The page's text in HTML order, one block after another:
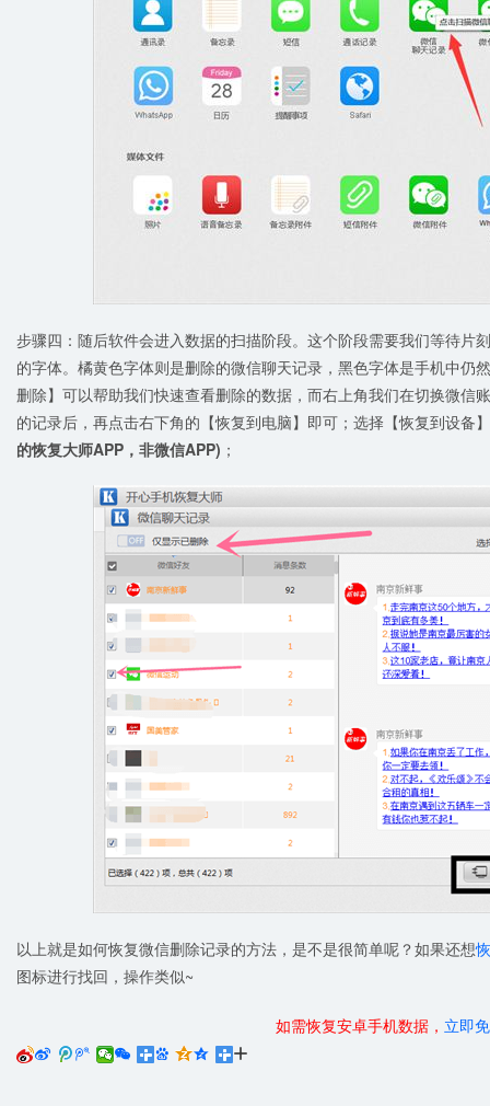
步骤四：随后软件会进入数据的扫描阶段。这个阶段需要我们等待片
的字体。橘黄色字体则是删除的微信聊天记录，黑色字体是手机中仍
删除】可以帮助我们快速查看删除的数据，而右上角我们在切换微信
的记录后，再点击右下角的【恢复到电脑】即可；选择【恢复到设备】
的恢复大师APP，非微信APP) ；
以上就是如何恢复微信删除记录的方法，是不是很简单呢？如果还想
图标进行找回，操作类似~
如需恢复安卓手机数据， 立即
     